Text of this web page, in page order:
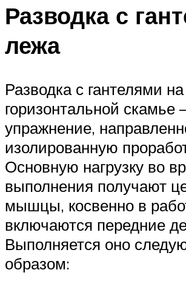
Разводка с
лежа
Разводка с гантелями на
горизонтальной скамье
упражнение,
изолированную
Основную нагрузку во
выполнения получают
мышцы, косвенно в
включаются передние
Выполняется оно
образом: